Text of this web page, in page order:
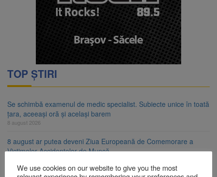
TOP ȘTIRI
Se schimbă examenul de medic specialist. Subiecte unice în toată
țara, aceeași oră și același barem
8 august 2026
8 august ar putea deveni Ziua Europeană de Comemorare a
Victimelor Accidentelor de Muncă
We use cookies on our website to give you the most